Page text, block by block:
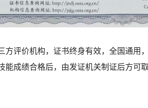
方评价机构，证书终身有效，全国通用
能成绩合格后，由发证机关制证后方可